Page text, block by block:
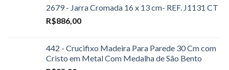
2679 - Jarra Cromada 16 x 13 cm- REF. J1131 CT
R$886,00
442 - Crucifixo Madeira Para Parede 30 Cm com
Cristo em Metal Com Medalha de São Bento